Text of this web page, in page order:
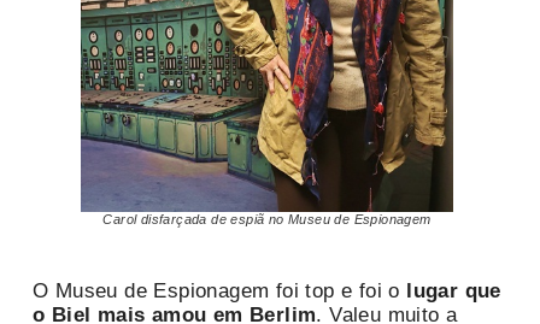
Carol disfarçada de espiã no Museu de Espionagem
O Museu de Espionagem foi top e foi o
lugar que
o Biel mais amou em Berlim. Valeu muito a